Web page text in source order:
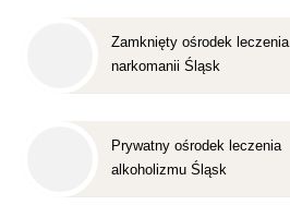
Zamknięty ośrodek leczenia
narkomanii Śląsk
Prywatny ośrodek leczenia
alkoholizmu Śląsk